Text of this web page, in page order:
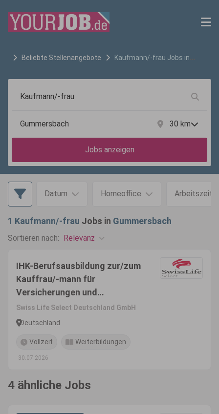
Beliebte Stellenangebote Kaufmann/-frau Jobs in
30 km
Jobs anzeigen
Datum Homeoffice Arbeitszeit
1 Kaufmann/-frau Jobs in Gummersbach
Sortieren nach: Relevanz
IHK-Berufsausbildung zur/zum
Kauffrau/-mann für
Versicherungen und
Finanzanlagen (m/w/d)
Swiss Life Select Deutschland GmbH
Deutschland
Vollzeit Weiterbildungen
30.07.2026
4 ähnliche Jobs